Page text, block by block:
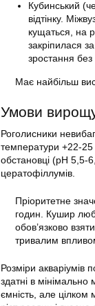
Кубинський
відтінку.
кущаться, на
закріпилася
зростання без
Має найбільш
Умови
Роголисники
температури +22-25
обстановці (рН 5,5-
цератофіллумів.
Пріоритетне
годин. Кушир
обов’язково
тривалим
Розміри акваріумів
здатні в
ємність, але